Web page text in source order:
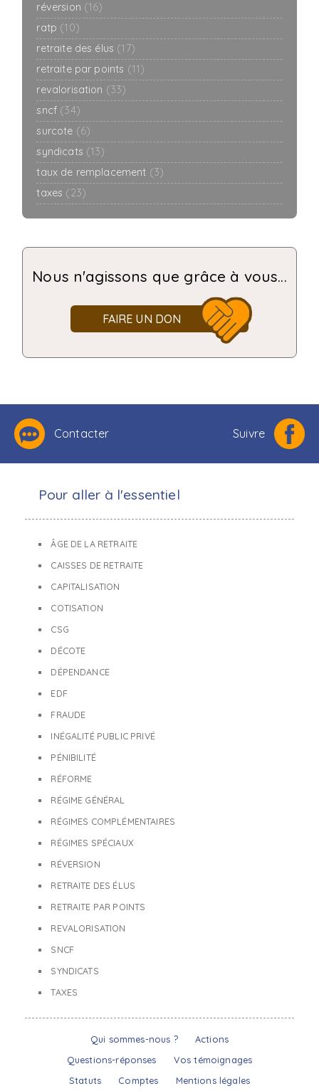
réversion (16)
ratp (10)
retraite des élus (17)
retraite par points (11)
revalorisation (33)
sncf (34)
surcote (6)
syndicats (13)
taux de remplacement (3)
taxes (23)
Nous n'agissons que grâce à vous...
FAIRE UN DON
Contacter Suivre
Pour aller à l'essentiel
ÂGE DE LA RETRAITE
CAISSES DE RETRAITE
CAPITALISATION
COTISATION
CSG
DÉCOTE
DÉPENDANCE
EDF
FRAUDE
INÉGALITÉ PUBLIC PRIVÉ
PÉNIBILITÉ
RÉFORME
RÉGIME GÉNÉRAL
RÉGIMES COMPLÉMENTAIRES
RÉGIMES SPÉCIAUX
RÉVERSION
RETRAITE DES ÉLUS
RETRAITE PAR POINTS
REVALORISATION
SNCF
SYNDICATS
TAXES
Qui sommes-nous ?
Actions
Questions-réponses
Vos témoignages
Statuts
Comptes Mentions légales